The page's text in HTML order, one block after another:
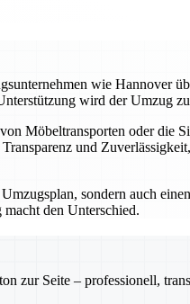
wie Hannover
wird der Umzug
Möbeltransporten oder die
und
sondern auch
den Unterschied.
zur Seite – professionell,